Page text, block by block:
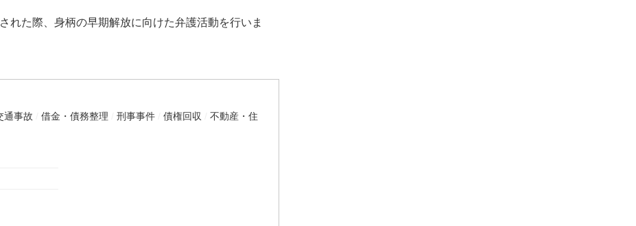
れた際、身柄の早期解放に向けた弁護活動を行いま
通事故 借金・債務整理 刑事事件 債権回収
不動産・住